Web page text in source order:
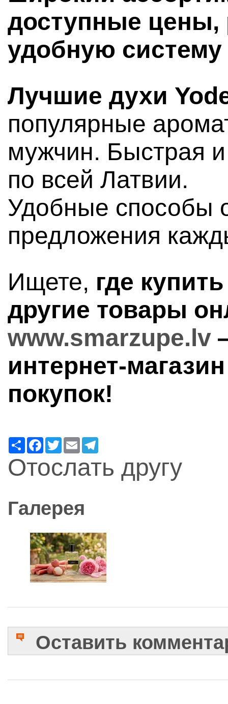
доступные цены,
удобную систему
Лучшие духи
популярные
мужчин. Быстрая и
по всей Латвии.
Удобные способы
предложения
Ищете, где
другие товары
www.smarzupe.lv
интернет-
покупок!
Ресурс
Facebook
Twitter
Email
Отослать другу
Галерея
Оставить
Имя